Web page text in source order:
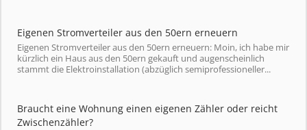
Eigenen Stromverteiler aus den 50ern erneuern
Eigenen Stromverteiler aus den 50ern erneuern: Moin, ich habe mir
kürzlich ein Haus aus den 50ern gekauft und augenscheinlich
stammt die Elektroinstallation (abzüglich semiprofessioneller...
Braucht eine Wohnung einen eigenen Zähler oder reicht
Zwischenzähler?